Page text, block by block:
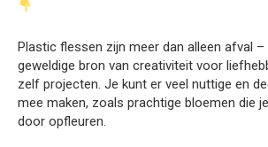
Plastic flessen zijn meer dan alleen afval –
geweldige bron van creativiteit voor
zelf projecten. Je kunt er veel nuttige en
mee maken, zoals prachtige bloemen die
door opfleuren.